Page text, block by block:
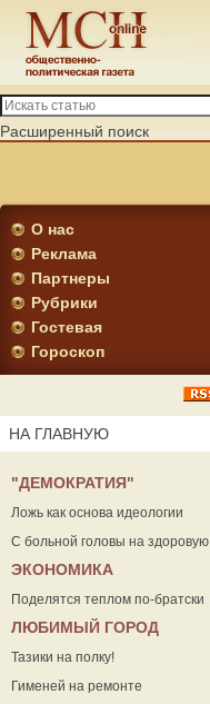
Расширенный поиск
О нас
Реклама
Партнеры
Рубрики
Гостевая
Гороскоп
НА ГЛАВНУЮ
"ДЕМОКРАТИЯ"
Ложь как основа идеологии
С больной головы на здоровую
ЭКОНОМИКА
Поделятся теплом по-братски
ЛЮБИМЫЙ ГОРОД
Тазики на полку!
Гименей на ремонте